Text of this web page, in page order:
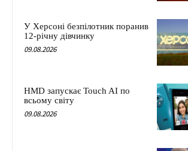
У Херсоні безпілотник поранив
12-річну дівчинку
09.08.2026
HMD запускає Touch AI по
всьому світу
09.08.2026